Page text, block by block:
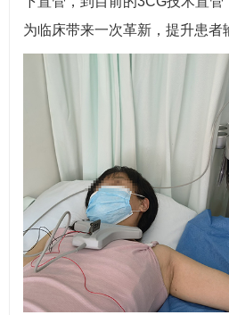
为临床带来一次革新，提升患者